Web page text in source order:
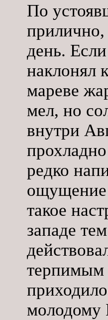
По
прилично,
день.
наклонял
мареве
мел, но
внутри
редко
ощущение
такое
западе
терпимым
молодому